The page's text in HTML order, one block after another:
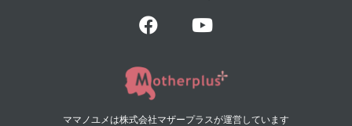
ママノユメは株式会社マザープラスが運営しています